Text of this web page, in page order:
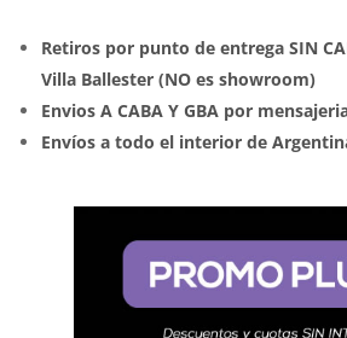
Retiros por punto de entrega SIN
Villa Ballester (NO es showroom)
Envios A CABA Y GBA por
Envíos a todo el interior de